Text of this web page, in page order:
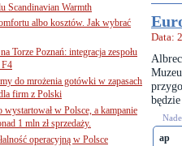
Data:
ap
Scandinavian Warmth
albo kosztów. Jak wybrać
Torze Poznań: integracja zespołu
do mrożenia gotówki w zapasach
firm z Polski
w Polsce, a kampanie
1 mln zł sprzedaży.
operacyjną w Polsce